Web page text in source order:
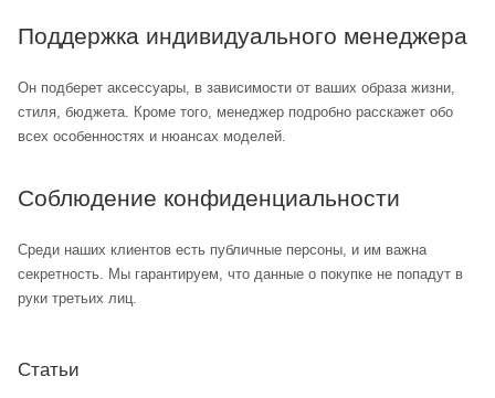
Поддержка индивидуального менеджера
Он подберет аксессуары, в зависимости от ваших образа жизни,
стиля, бюджета. Кроме того, менеджер подробно расскажет обо
всех особенностях и нюансах моделей.
Соблюдение конфиденциальности
Среди наших клиентов есть публичные персоны, и им важна
секретность. Мы гарантируем, что данные о покупке не попадут в
руки третьих лиц.
Статьи